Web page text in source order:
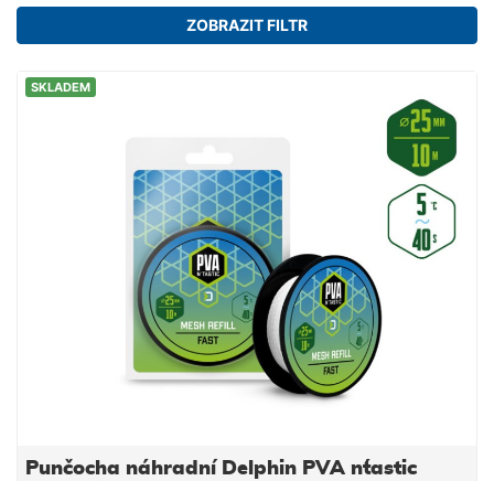
ZOBRAZIT FILTR
SKLADEM
Punčocha náhradní Delphin PVA n´tastic